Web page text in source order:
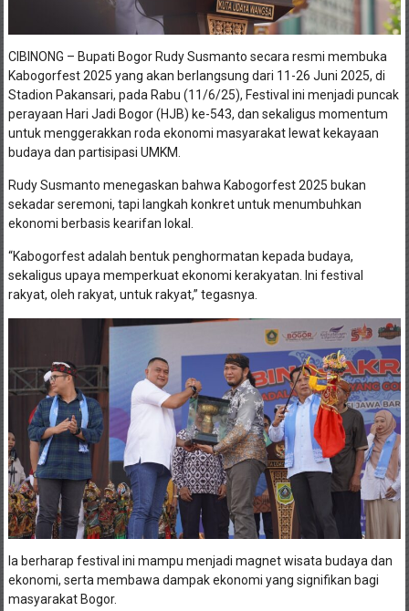
CIBINONG – Bupati Bogor Rudy Susmanto secara resmi membuka
Kabogorfest 2025 yang akan berlangsung dari 11-26 Juni 2025, di
Stadion Pakansari, pada Rabu (11/6/25), Festival ini menjadi puncak
perayaan Hari Jadi Bogor (HJB) ke-543, dan sekaligus momentum
untuk menggerakkan roda ekonomi masyarakat lewat kekayaan
budaya dan partisipasi UMKM.
Rudy Susmanto menegaskan bahwa Kabogorfest 2025 bukan
sekadar seremoni, tapi langkah konkret untuk menumbuhkan
ekonomi berbasis kearifan lokal.
“Kabogorfest adalah bentuk penghormatan kepada budaya,
sekaligus upaya memperkuat ekonomi kerakyatan. Ini festival
rakyat, oleh rakyat, untuk rakyat,” tegasnya.
Ia berharap festival ini mampu menjadi magnet wisata budaya dan
ekonomi, serta membawa dampak ekonomi yang signifikan bagi
masyarakat Bogor.